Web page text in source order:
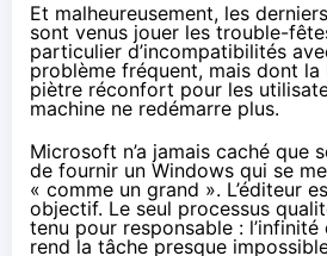
Et malheureusement, les
sont venus jouer les trouble-
particulier d’incompatibilités
problème fréquent, mais dont la
piètre réconfort pour les
machine ne redémarre plus.
Microsoft n’a jamais caché que
de fournir un Windows qui se
« comme un grand ». L’éditeur
objectif. Le seul processus
tenu pour responsable :
rend la tâche presque